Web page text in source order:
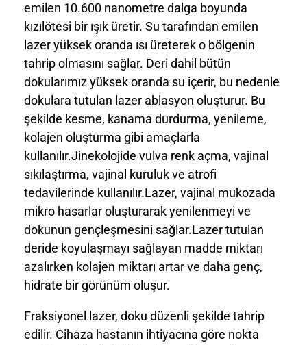
emilen 10.600 nanometre dalga boyunda
kızılötesi bir ışık üretir. Su tarafından emilen
lazer yüksek oranda ısı üreterek o bölgenin
tahrip olmasını sağlar. Deri dahil bütün
dokularımız yüksek oranda su içerir, bu nedenle
dokulara tutulan lazer ablasyon oluşturur. Bu
şekilde kesme, kanama durdurma, yenileme,
kolajen oluşturma gibi amaçlarla
kullanılır.Jinekolojide vulva renk açma, vajinal
sıkılaştırma, vajinal kuruluk ve atrofi
tedavilerinde kullanılır.Lazer, vajinal mukozada
mikro hasarlar oluşturarak yenilenmeyi ve
dokunun gençleşmesini sağlar.Lazer tutulan
deride koyulaşmayı sağlayan madde miktarı
azalırken kolajen miktarı artar ve daha genç,
hidrate bir görünüm oluşur.
Fraksiyonel lazer, doku düzenli şekilde tahrip
edilir. Cihaza hastanın ihtiyacına göre nokta